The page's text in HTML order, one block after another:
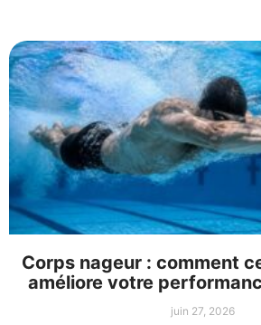
Corps nageur : comment
améliore votre
juin 27, 2026